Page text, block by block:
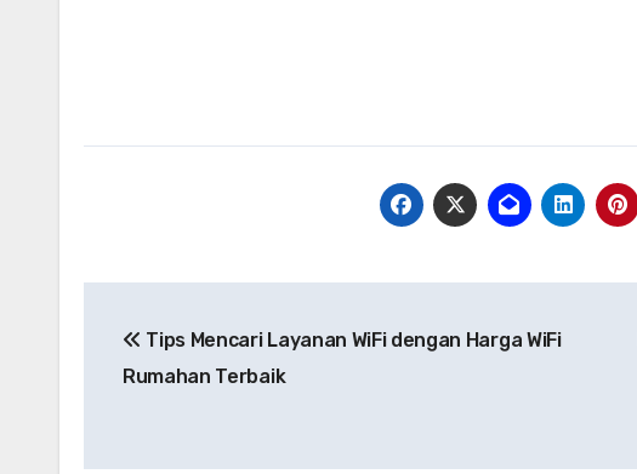
pos Tips Mencari Layanan WiFi dengan Harga WiFi
Rumahan Terbaik